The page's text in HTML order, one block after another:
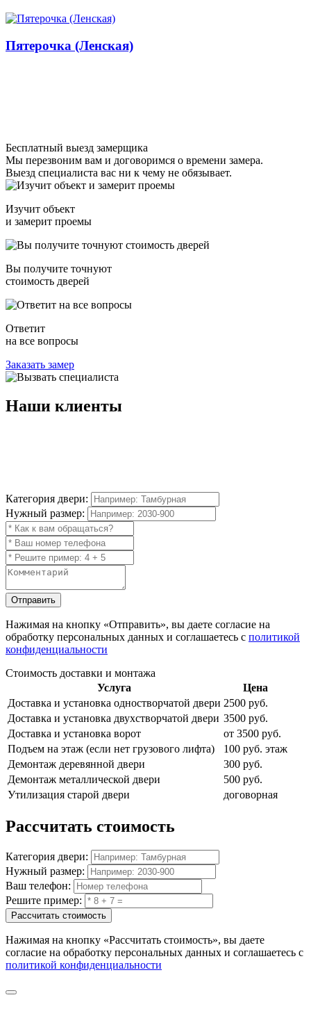
Пятерочка (Ленская)
Бесплатный выезд замерщика
Мы перезвоним вам и договоримся о времени замера.
Выезд специалиста вас ни к чему не обязывает.
Изучит объект
и замерит проемы
Вы получите точнуют
стоимость дверей
Ответит
на все вопросы
Заказать замер
Наши клиенты
Категория двери:
Нужный размер:
Отправить
Нажимая на кнопку «Отправить», вы даете согласие на
обработку персональных данных и соглашаетесь с политикой
конфиденциальности
Стоимость доставки и монтажа
Услуга
Цена
Доставка и установка одностворчатой двери 2500 руб.
Доставка и установка двухстворчатой двери 3500 руб.
Доставка и установка ворот
от 3500 руб.
Подъем на этаж (если нет грузового лифта)
100 руб. этаж
Демонтаж деревянной двери
300 руб.
Демонтаж металлической двери
500 руб.
Утилизация старой двери
договорная
Рассчитать стоимость
Категория двери:
Нужный размер:
Ваш телефон:
Решите пример:
Рассчитать стоимость
Нажимая на кнопку «Рассчитать стоимость», вы даете
согласие на обработку персональных данных и соглашаетесь с
политикой конфиденциальности